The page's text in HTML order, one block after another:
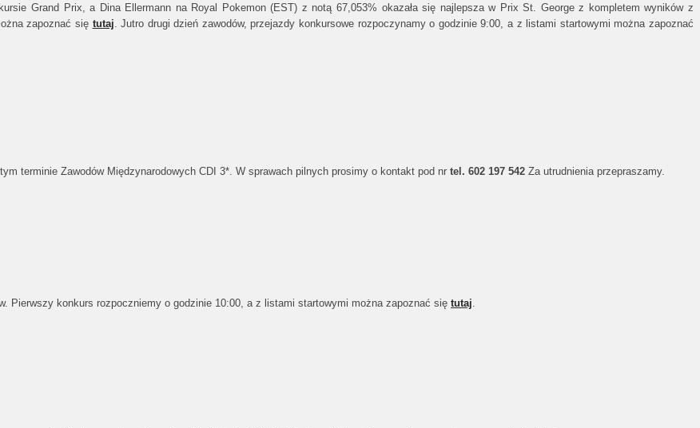
Grand Prix, a Dina Ellermann na Royal Pokemon (EST) z notą 67,053% okazała się najlepsza w Prix St. George z kompletem wyników z
zapoznać się tutaj . Jutro drugi dzień zawodów, przejazdy konkursowe rozpoczynamy o godzinie 9:00, a z listami startowymi można zapoznać
terminie Zawodów Międzynarodowych CDI 3*. W sprawach pilnych prosimy o kontakt pod nr tel. 602 197 542 Za utrudnienia przepraszamy.
Pierwszy konkurs rozpoczniemy o godzinie 10:00, a z listami startowymi można zapoznać się tutaj.